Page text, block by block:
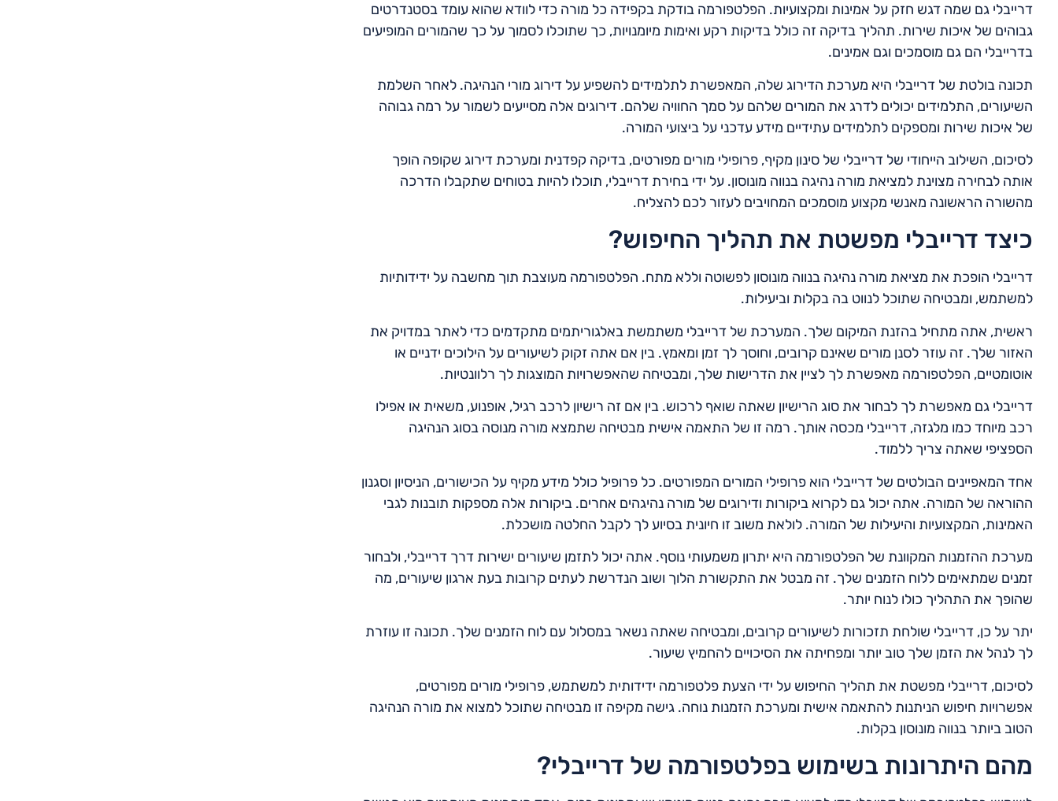
דרייבלי גם שמה דגש חזק על אמינות ומקצועיות. הפלטפורמה בודקת בקפידה כל מורה כדי לוודא שהוא עומד בסטנדרטים
גבוהים של איכות שירות. תהליך בדיקה זה כולל בדיקות רקע ואימות מיומנויות, כך שתוכלו לסמוך על כך שהמורים המופיעים
בדרייבלי הם גם מוסמכים וגם אמינים.
תכונה בולטת של דרייבלי היא מערכת הדירוג שלה, המאפשרת לתלמידים להשפיע על דירוג מורי הנהיגה. לאחר השלמת
השיעורים, התלמידים יכולים לדרג את המורים שלהם על סמך החוויה שלהם. דירוגים אלה מסייעים לשמור על רמה גבוהה
של איכות שירות ומספקים לתלמידים עתידיים מידע עדכני על ביצועי המורה.
לסיכום, השילוב הייחודי של דרייבלי של סינון מקיף, פרופילי מורים מפורטים, בדיקה קפדנית ומערכת דירוג שקופה הופך
אותה לבחירה מצוינת למציאת מורה נהיגה בנווה מונוסון. על ידי בחירת דרייבלי, תוכלו להיות בטוחים שתקבלו הדרכה
מהשורה הראשונה מאנשי מקצוע מוסמכים המחויבים לעזור לכם להצליח.
כיצד דרייבלי מפשטת את תהליך החיפוש?
דרייבלי הופכת את מציאת מורה נהיגה בנווה מונוסון לפשוטה וללא מתח. הפלטפורמה מעוצבת תוך מחשבה על ידידותיות
למשתמש, ומבטיחה שתוכל לנווט בה בקלות וביעילות.
ראשית, אתה מתחיל בהזנת המיקום שלך. המערכת של דרייבלי משתמשת באלגוריתמים מתקדמים כדי לאתר במדויק את
האזור שלך. זה עוזר לסנן מורים שאינם קרובים, וחוסך לך זמן ומאמץ. בין אם אתה זקוק לשיעורים על הילוכים ידניים או
אוטומטיים, הפלטפורמה מאפשרת לך לציין את הדרישות שלך, ומבטיחה שהאפשרויות המוצגות לך רלוונטיות.
דרייבלי גם מאפשרת לך לבחור את סוג הרישיון שאתה שואף לרכוש. בין אם זה רישיון לרכב רגיל, אופנוע, משאית או אפילו
רכב מיוחד כמו מלגזה, דרייבלי מכסה אותך. רמה זו של התאמה אישית מבטיחה שתמצא מורה מנוסה בסוג הנהיגה
הספציפי שאתה צריך ללמוד.
אחד המאפיינים הבולטים של דרייבלי הוא פרופילי המורים המפורטים. כל פרופיל כולל מידע מקיף על הכישורים, הניסיון וסגנון
ההוראה של המורה. אתה יכול גם לקרוא ביקורות ודירוגים של מורה נהיגהים אחרים. ביקורות אלה מספקות תובנות לגבי
האמינות, המקצועיות והיעילות של המורה. לולאת משוב זו חיונית בסיוע לך לקבל החלטה מושכלת.
מערכת ההזמנות המקוונת של הפלטפורמה היא יתרון משמעותי נוסף. אתה יכול לתזמן שיעורים ישירות דרך דרייבלי, ולבחור
זמנים שמתאימים ללוח הזמנים שלך. זה מבטל את התקשורת הלוך ושוב הנדרשת לעתים קרובות בעת ארגון שיעורים, מה
שהופך את התהליך כולו לנוח יותר.
יתר על כן, דרייבלי שולחת תזכורות לשיעורים קרובים, ומבטיחה שאתה נשאר במסלול עם לוח הזמנים שלך. תכונה זו עוזרת
לך לנהל את הזמן שלך טוב יותר ומפחיתה את הסיכויים להחמיץ שיעור.
לסיכום, דרייבלי מפשטת את תהליך החיפוש על ידי הצעת פלטפורמה ידידותית למשתמש, פרופילי מורים מפורטים,
אפשרויות חיפוש הניתנות להתאמה אישית ומערכת הזמנות נוחה. גישה מקיפה זו מבטיחה שתוכל למצוא את מורה הנהיגה
הטוב ביותר בנווה מונוסון בקלות.
מהם היתרונות בשימוש בפלטפורמה של דרייבלי?